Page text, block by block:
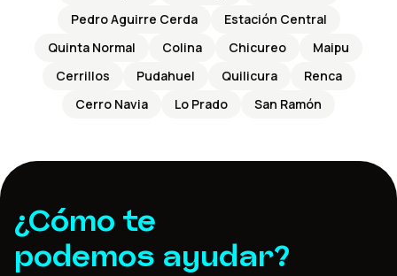
Pedro Aguirre Cerda
Estación Central
Quinta Normal
Colina Chicureo
Maipu
Cerrillos
Pudahuel Quilicura
Renca
Cerro Navia
Lo Prado San Ramón
¿Cómo te
podemos ayudar?